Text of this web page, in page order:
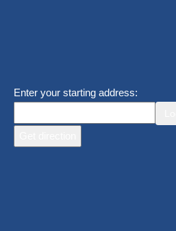
Enter your starting address: